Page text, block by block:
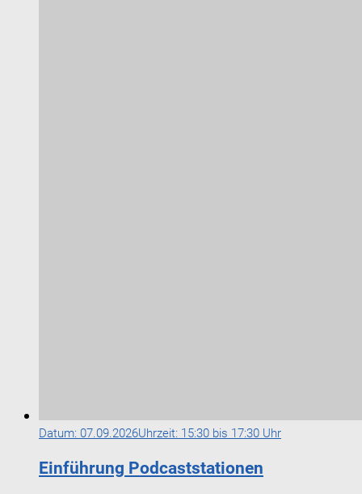
Datum: 07.09.2026Uhrzeit: 15:30 bis 17:30 Uhr
Einführung Podcaststationen